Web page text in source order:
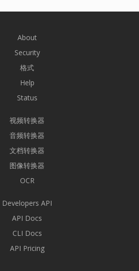
About
Security
格式
Help
Status
视频转换器
音频转换器
文档转换器
图像转换器
OCR
Developers API
API Docs
CLI Docs
API Pricing